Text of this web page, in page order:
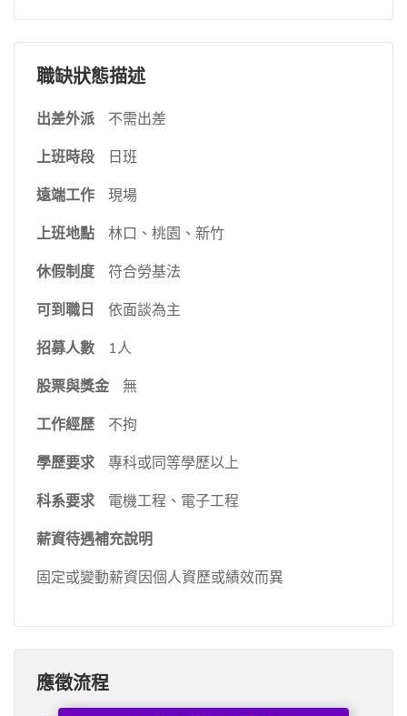
職缺狀態描述
出差外派
不需出差
上班時段
日班
遠端工作
現場
上班地點
林口、桃園、新竹
休假制度
符合勞基法
可到職日
依面談為主
招募人數
1人
股票與獎金
無
工作經歷
不拘
學歷要求
專科或同等學歷以上
科系要求
電機工程、電子工程
薪資待遇補充說明
固定或變動薪資因個人資歷或績效而異
應徵流程